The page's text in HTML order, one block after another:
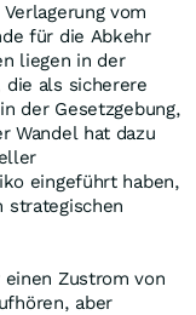
vom
für die Abkehr
liegen in der
die als sicherere
der Gesetzgebung,
Wandel hat dazu
eingeführt haben,
strategischen
Zustrom von
aber